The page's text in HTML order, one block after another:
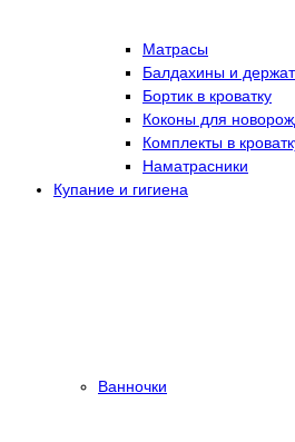
Матрасы
Балдахины и
Бортик в кроватку
Коконы для
Комплекты в
Наматрасники
Купание и гигиена
Ванночки